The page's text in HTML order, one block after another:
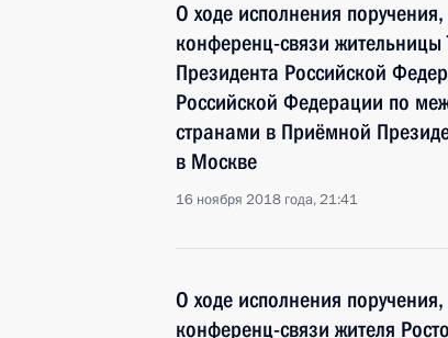
О ходе исполнения
конференц-связи
Президента Российской
Российской Федерации по
странами в Приёмной
в Москве
16 ноября 2018 года, 21:41
О ходе исполнения
конференц-связи жителя